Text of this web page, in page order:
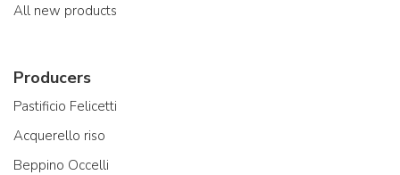
All new products
Producers
Pastificio Felicetti
Acquerello riso
Beppino Occelli